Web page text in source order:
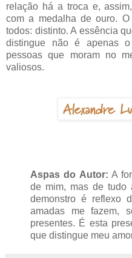
relação há a troca e,
com a medalha de ouro.
todos: distinto. A essência
distingue não é apenas
pessoas que moram no
valiosos.
Aspas do Autor: A
de mim, mas de tudo
demonstro é reflexo
amadas me fazem,
presentes. É esta
que distingue meu